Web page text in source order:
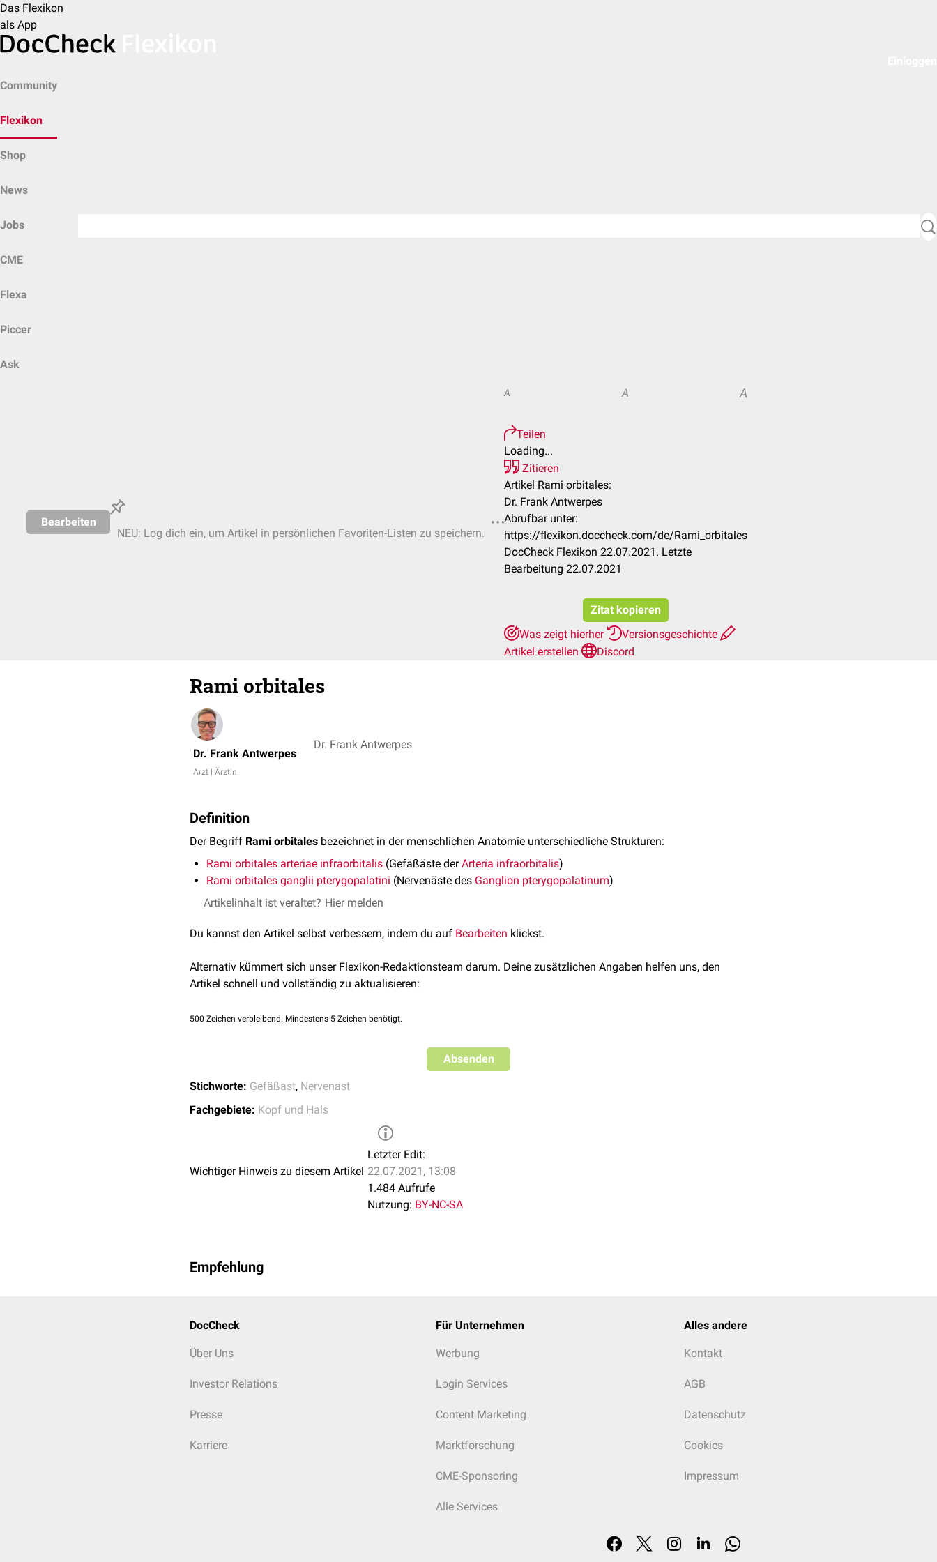
Das Flexikon
als App
Community
Flexikon
Shop
News
Jobs
CME
Flexa
Piccer
Ask
Bearbeiten
NEU: Log dich ein, um Artikel in persönlichen Favoriten-Listen zu speichern.
A A A
Teilen
Loading...
Zitieren
Artikel Rami orbitales:
Dr. Frank Antwerpes
Abrufbar unter:
https://flexikon.doccheck.com/de/Rami_orbitales
DocCheck Flexikon 22.07.2021. Letzte
Bearbeitung 22.07.2021
Zitat kopieren
Was zeigt hierher
Versionsgeschichte
Artikel erstellen
Discord
Rami orbitales
Dr. Frank Antwerpes
Arzt | Ärztin
Dr. Frank Antwerpes
Definition
Der Begriff Rami orbitales bezeichnet in der menschlichen Anatomie unterschiedliche Strukturen:
Rami orbitales arteriae infraorbitalis (Gefäßäste derArteria infraorbitalis)
Rami orbitales ganglii pterygopalatini (Nervenäste des Ganglion pterygopalatinum)
Artikelinhalt ist veraltet? Hier melden
Du kannst den Artikel selbst verbessern, indem du auf Bearbeiten klickst.
Alternativ kümmert sich unser Flexikon-Redaktionsteam darum. Deine zusätzlichen Angaben helfen uns, den
Artikel schnell und vollständig zu aktualisieren:
500 Zeichen verbleibend. Mindestens 5 Zeichen benötigt.
Absenden
Stichworte: Gefäßast, Nervenast
Fachgebiete: Kopf und Hals
Wichtiger Hinweis zu diesem Artikel
Letzter Edit:
22.07.2021, 13:08
1.484 Aufrufe
Nutzung: BY-NC-SA
Empfehlung
DocCheck
Über Uns
Investor Relations
Presse
Karriere
Für Unternehmen
Werbung
Login Services
Content Marketing
Marktforschung
CME-Sponsoring
Alle Services
Alles andere
Kontakt
AGB
Datenschutz
Cookies
Impressum